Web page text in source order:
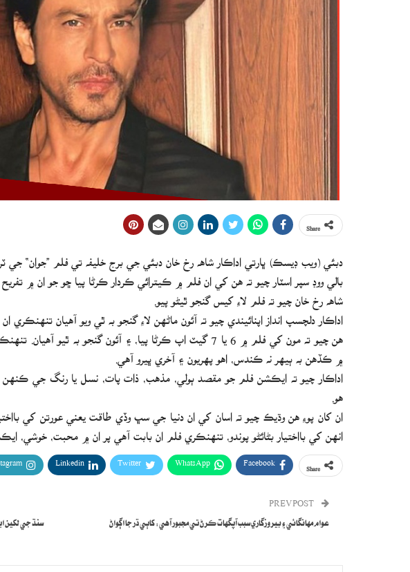
دبئي (ويب ڊيسڪ) ڀارتي اداڪار شاهه رخ خان دبئي جي برج خليفه تي فلم ”جوان“ جي
بالي ووڊ سپر اسٽار چيو ته هن کي ان فلم ۾ ڪيترائي ڪردار ڪرڻا پيا ڇو جو ان ۾
شاهه رخ خان چيو ته فلم لاءِ کيس گنجو ٿيڻو پيو.
اداڪار دلچسپ انداز اپنائيندي چيو ته آئون ماڻهن لاءِ گنجو به ٿي ويو آهيان تنهنڪري
هن چيو ته مون کي فلم ۾ 6 يا 7 گيٽ اپ ڪرڻا پيا، ۽ آئون گنجو به
۾ ڪڏهن به ٻيهر نه ڪندس، اهو پهريون ۽ آخري ڀيرو آهي.
اداڪار چيو ته ايڪشن فلم جو مقصد ٻولي، مذهب، ذات پات، نسل يا رنگ جي ڪنهن
ان کان پوءِ هن وڌيڪ چيو ته اسان کي ان دنيا جي سڀ وڏي طاقت يعني عورتن کي
انهن کي بااختيار بڻائڻو پوندو، تنهنڪري فلم ان بابت آهي پر ان ۾ محبت، خوشي،
Facebook
WhatsApp
Twitter
Linkedin
عوام مهانگائي ۽ بيروزگاري سبب آپگهات ڪرڻ تي مجبور آهي: کاٻي ڌر جا اڳواڻ سنڌ جي لکين